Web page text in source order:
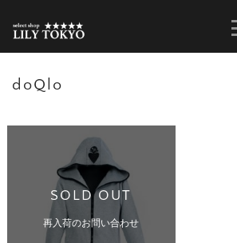
doQlo
SOLD OUT
再入荷のお問い合わせ